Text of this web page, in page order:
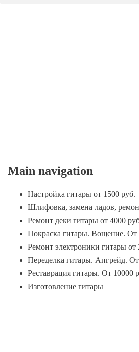
Main navigation
Настройка гитары от 1500 руб.
Шлифовка, замена ладов,
Ремонт деки гитары от 4000
Покраска гитары. Вощение. От
Ремонт электроники гитары от
Переделка гитары. Апгрейд.
Реставрация гитары. От 10000
Изготовление гитары